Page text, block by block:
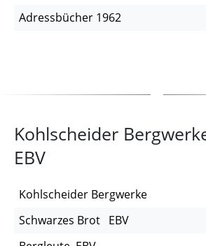
Adressbücher 1962
Kohlscheider
EBV
Kohlscheider Bergwerke
Schwarzes Brot EBV